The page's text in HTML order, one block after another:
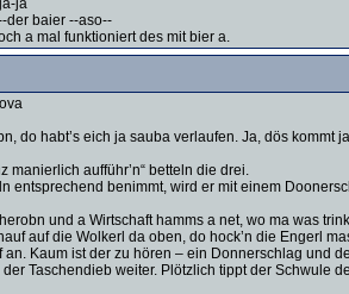
ja
der baier --aso--
a mal funktioniert des mit bier a.
do habt’s eich ja sauba verlaufen. Ja, dös kommt
manierlich aufführ’n“ betteln die drei.
entsprechend benimmt, wird er mit einem
und a Wirtschaft hamms a net, wo ma was
auf die Wolkerl da oben, do hock’n die Engerl
Kaum ist der zu hören – ein Donnerschlag und
Taschendieb weiter. Plötzlich tippt der Schwule